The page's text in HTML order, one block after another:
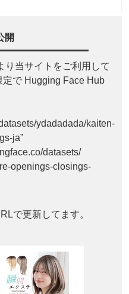
開
り当サイトをご利用して
で Hugging Face Hub
ydadadada/kaiten-
ja”
datasets/
openings-closings-
で更新してます。